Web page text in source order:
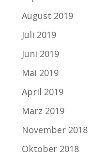
August 2019
Juli 2019
Juni 2019
Mai 2019
April 2019
März 2019
November 2018
Oktober 2018